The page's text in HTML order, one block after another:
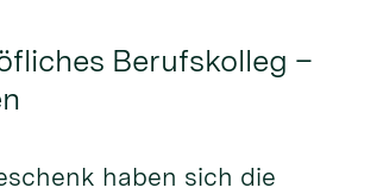
Berufskolleg –
haben sich die